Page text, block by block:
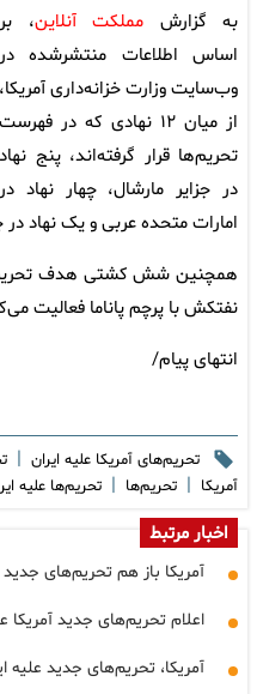
به گزارش مملکت آنلاین، بر
اساس اطلاعات منتشرشده در
وب‌سایت وزارت خزانه‌داری آمریکا،
از میان ۱۲ نهادی که در فهرست
تحریم‌ها قرار گرفته‌اند، پنج نهاد
در جزایر مارشال، چهار نهاد در
امارات متحده عربی و یک نهاد
همچنین شش کشتی هدف تحریم
نفتکش با پرچم پاناما فعالیت
انتهای پیام/
تحریم‌های آمریکا علیه ایران |
آمریکا | تحریم‌ها | تحریم‌ها علیه
اخبار مرتبط
آمریکا باز هم تحریم‌های
اعلام تحریم‌های جدید آمریکا
آمریکا، تحریم‌های جدید علیه